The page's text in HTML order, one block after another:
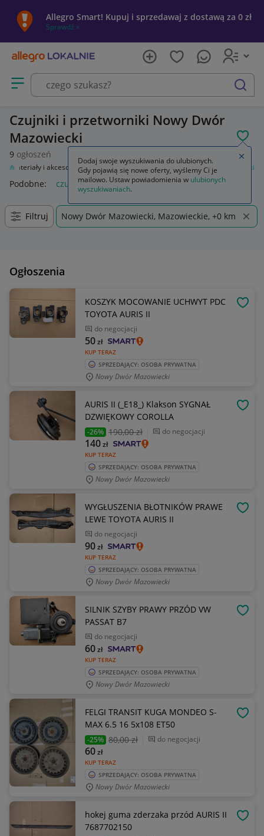
Allegro Smart! Kupuj i sprzedawaj z dostawą za 0 zł
Sprawdź »
Otwórz menu z kategoriami
szukaj
Czujniki i przetworniki Nowy Dwór
Mazowiecki
9 ogłoszeń
Materiały i akcesoria Automatyka przemysłowa Czujniki i przetworniki
Podobne: czujniki i przetworniki
Filtruj Nowy Dwór Mazowiecki, Mazowieckie, +0 km
Ogłoszenia
KOSZYK MOCOWANIE UCHWYT PDC
TOYOTA AURIS II
do negocjacji
KUP TERAZ
50zł
SPRZEDAJĄCY: OSOBA PRYWATNA
Nowy Dwór Mazowiecki
AURIS II (_E18_) Klakson SYGNAŁ
DZWIĘKOWY COROLLA
-26% 190,00 zł do negocjacji
KUP TERAZ
140zł
SPRZEDAJĄCY: OSOBA PRYWATNA
Nowy Dwór Mazowiecki
WYGŁUSZENIA BŁOTNIKÓW PRAWE
LEWE TOYOTA AURIS II
do negocjacji
KUP TERAZ
90zł
SPRZEDAJĄCY: OSOBA PRYWATNA
Nowy Dwór Mazowiecki
SILNIK SZYBY PRAWY PRZÓD VW
PASSAT B7
do negocjacji
KUP TERAZ
60zł
SPRZEDAJĄCY: OSOBA PRYWATNA
Nowy Dwór Mazowiecki
FELGI TRANSIT KUGA MONDEO S-
MAX 6.5 16 5x108 ET50
-25% 80,00 zł do negocjacji
KUP TERAZ
60zł
SPRZEDAJĄCY: OSOBA PRYWATNA
Nowy Dwór Mazowiecki
hokej guma zderzaka przód AURIS II
7687702150
Dodaj swoje wyszukiwania do ulubionych.
Gdy pojawią się nowe oferty, wyślemy Ci je
mailowo. Ustaw powiadomienia w ulubionych
wyszukiwaniach.